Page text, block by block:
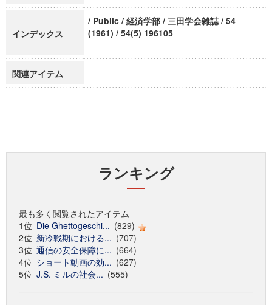
インデックス
/ Public / 経済学部 / 三田学会雑誌 / 54
(1961) / 54(5) 196105
関連アイテム
ランキング
最も多く閲覧されたアイテム
1位 Die Ghettogeschi... (829)
2位 新冷戦期における... (707)
3位 通信の安全保障に... (664)
4位 ショート動画の効... (627)
5位 J.S. ミルの社会... (555)